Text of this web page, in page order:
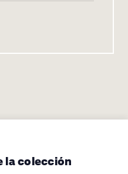
la colección